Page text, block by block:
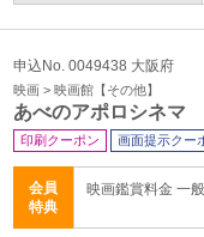
申込No. 0049438 大阪府
映画 > 映画館【その他】
あべのアポロシネマ
印刷クーポン 画面提示クー
会員
特典
映画鑑賞料金 一